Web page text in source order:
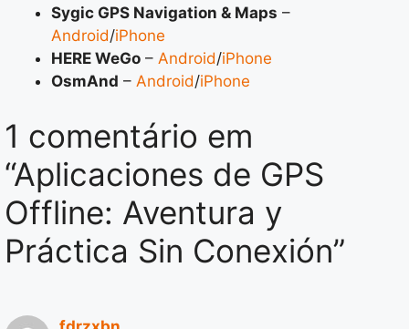
Sygic GPS Navigation & Maps –
Android/iPhone
HERE WeGo – Android/iPhone
OsmAnd – Android/iPhone
1 comentário em
“Aplicaciones de GPS
Offline: Aventura y
Práctica Sin Conexión”